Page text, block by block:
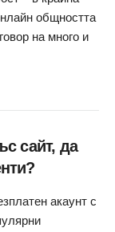
общността
на много и
сайт, да
акаунт с